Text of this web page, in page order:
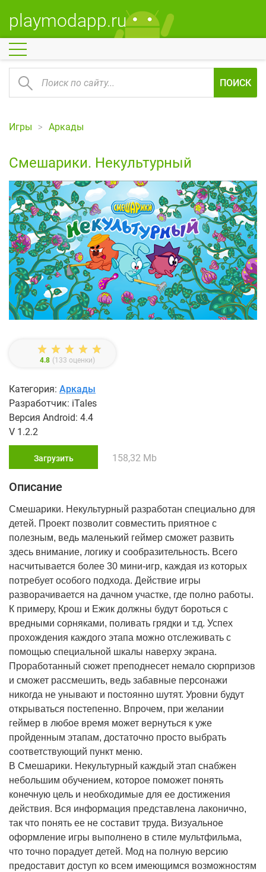
playmodapp.ru
ПОИСК
Игры Аркады
Смешарики. Некультурный
4.8 (133 оценки)
Категория: Аркады
Разработчик: iTales
Версия Android: 4.4
V 1.2.2
Загрузить 158,32 Mb
Описание
Смешарики. Некультурный разработан специально для
детей. Проект позволит совместить приятное с
полезным, ведь маленький геймер сможет развить
здесь внимание, логику и сообразительность. Всего
насчитывается более 30 мини-игр, каждая из которых
потребует особого подхода. Действие игры
разворачивается на дачном участке, где полно работы.
К примеру, Крош и Ежик должны будут бороться с
вредными сорняками, поливать грядки и т.д. Успех
прохождения каждого этапа можно отслеживать с
помощью специальной шкалы наверху экрана.
Проработанный сюжет преподнесет немало сюрпризов
и сможет рассмешить, ведь забавные персонажи
никогда не унывают и постоянно шутят. Уровни будут
открываться постепенно. Впрочем, при желании
геймер в любое время может вернуться к уже
пройденным этапам, достаточно просто выбрать
соответствующий пункт меню.
В Смешарики. Некультурный каждый этап снабжен
небольшим обучением, которое поможет понять
конечную цель и необходимые для ее достижения
действия. Вся информация представлена лаконично,
так что понять ее не составит труда. Визуальное
оформление игры выполнено в стиле мультфильма,
что точно порадует детей. Мод на полную версию
предоставит доступ ко всем имеющимся возможностям